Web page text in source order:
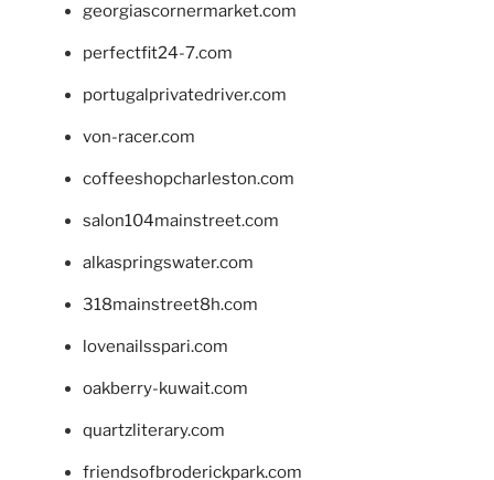
georgiascornermarket.com
perfectfit24-7.com
portugalprivatedriver.com
von-racer.com
coffeeshopcharleston.com
salon104mainstreet.com
alkaspringswater.com
318mainstreet8h.com
lovenailsspari.com
oakberry-kuwait.com
quartzliterary.com
friendsofbroderickpark.com